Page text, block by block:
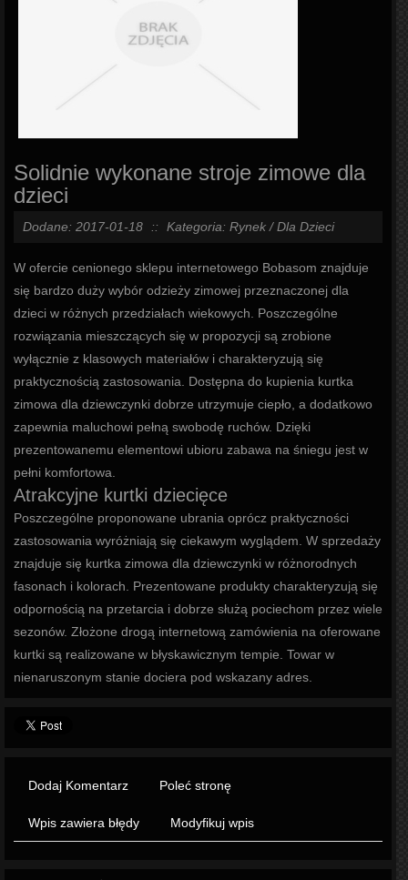
Solidnie wykonane stroje zimowe dla
dzieci
Dodane: 2017-01-18 :: Kategoria: Rynek / Dla Dzieci
W ofercie cenionego sklepu internetowego Bobasom znajduje
się bardzo duży wybór odzieży zimowej przeznaczonej dla
dzieci w różnych przedziałach wiekowych. Poszczególne
rozwiązania mieszczących się w propozycji są zrobione
wyłącznie z klasowych materiałów i charakteryzują się
praktycznością zastosowania. Dostępna do kupienia kurtka
zimowa dla dziewczynki dobrze utrzymuje ciepło, a dodatkowo
zapewnia maluchowi pełną swobodę ruchów. Dzięki
prezentowanemu elementowi ubioru zabawa na śniegu jest w
pełni komfortowa.
Atrakcyjne kurtki dziecięce
Poszczególne proponowane ubrania oprócz praktyczności
zastosowania wyróżniają się ciekawym wyglądem. W sprzedaży
znajduje się kurtka zimowa dla dziewczynki w różnorodnych
fasonach i kolorach. Prezentowane produkty charakteryzują się
odpornością na przetarcia i dobrze służą pociechom przez wiele
sezonów. Złożone drogą internetową zamówienia na oferowane
kurtki są realizowane w błyskawicznym tempie. Towar w
nienaruszonym stanie dociera pod wskazany adres.
Dodaj Komentarz Poleć stronę
Wpis zawiera błędy Modyfikuj wpis